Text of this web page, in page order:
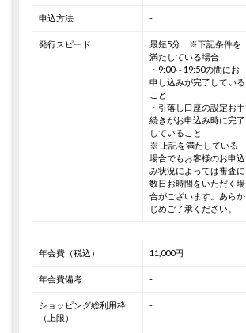
申込方法 -
発行スピード
最短5分 ※下記条件を
満たしている場合
・9:00～19:50の間にお
申し込みが完了している
こと
・引落し口座の設定お手
続きがお申込み時に完了
していること
※ 上記を満たしている
場合でもお客様のお申込
み状況によっては審査に
数日お時間をいただく場
合がございます。あらか
じめご了承ください。
年会費（税込） 11,000円
年会費備考 -
ショッピング総利用枠
（上限）
-